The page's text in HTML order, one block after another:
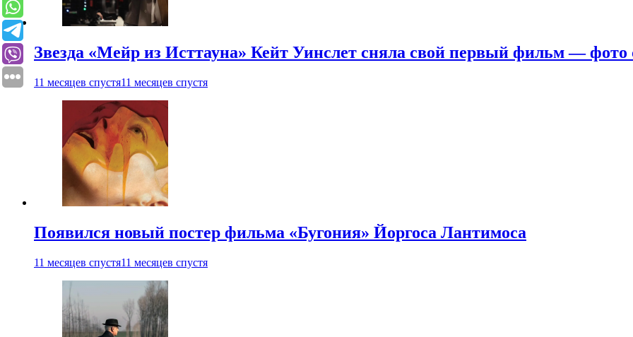
Звезда «Мейр из Исттауна» Кейт Уинслет сняла свой первый фильм — фото
11 месяцев спустя11 месяцев спустя
Появился новый постер фильма «Бугония» Йоргоса Лантимоса
11 месяцев спустя11 месяцев спустя